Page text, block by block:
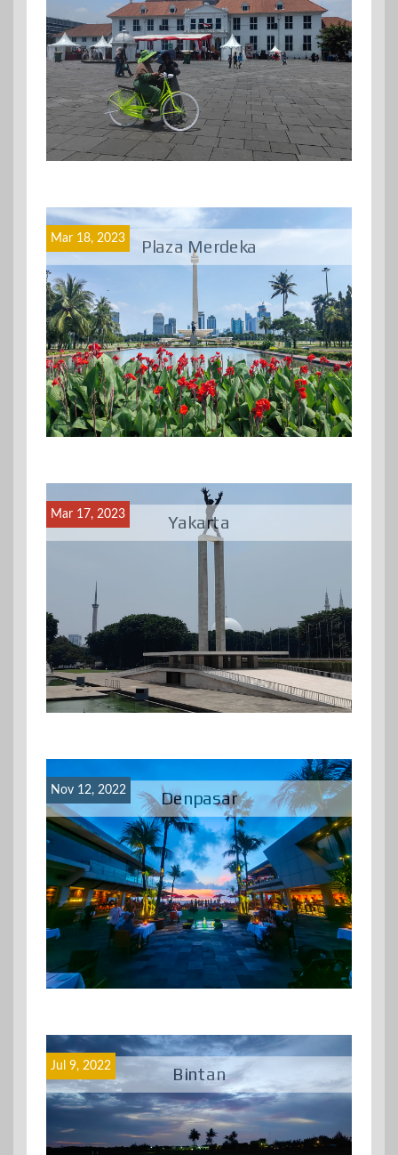
Plaza Merdeka
Mar 18, 2023
Yakarta
Mar 17, 2023
Denpasar
Nov 12, 2022
Bintan
Jul 9, 2022